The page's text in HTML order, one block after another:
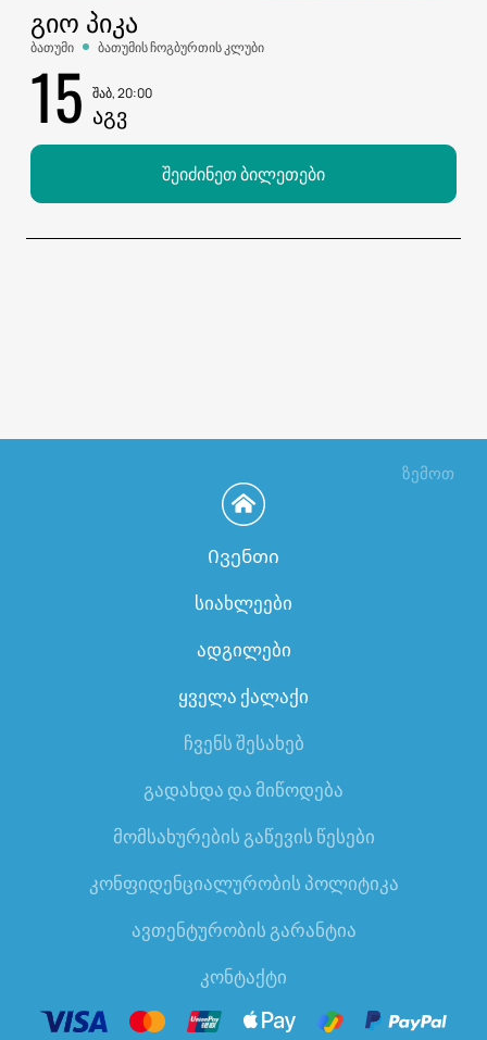
ᲒᲘᲝ ᲞᲘᲙᲐ
ბათუმი ბათუმის ჩოგბურთის კლუბი
15 შაბ, 20:00
ᲐᲒᲕ
შეიძინეთ ბილეთები
ზემოთ
Ივენთი
სიახლეები
ადგილები
ყველა ქალაქი
ჩვენს შესახებ
გადახდა და მიწოდება
მომსახურების გაწევის წესები
კონფიდენციალურობის პოლიტიკა
ავთენტურობის გარანტია
კონტაქტი